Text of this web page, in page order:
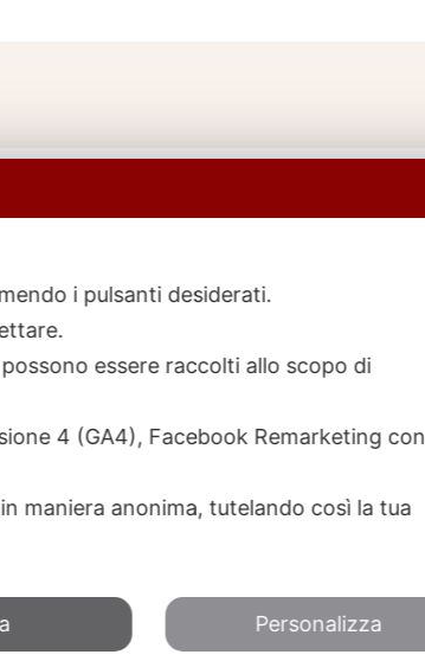
i pulsanti desiderati.
essere raccolti allo scopo di
4 (GA4), Facebook Remarketing con
maniera anonima, tutelando così la tua
Personalizza